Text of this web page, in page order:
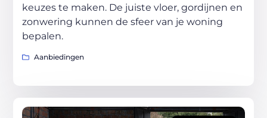
keuzes te maken. De juiste vloer, gordijnen en
zonwering kunnen de sfeer van je woning
bepalen.
Aanbiedingen